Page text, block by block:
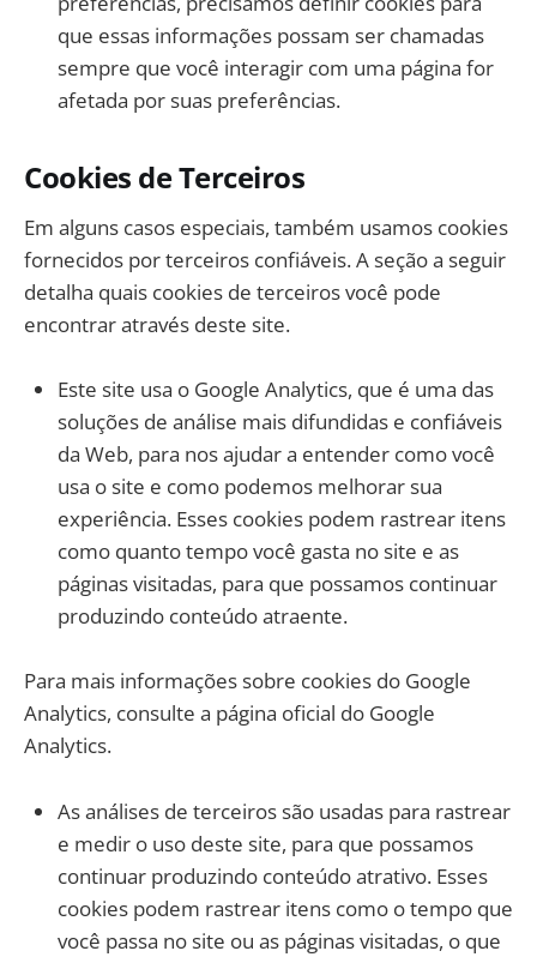
que essas informações possam ser chamadas
sempre que você interagir com uma página for
afetada por suas preferências.
Cookies de Terceiros
Em alguns casos especiais, também usamos cookies
fornecidos por terceiros confiáveis. A seção a seguir
detalha quais cookies de terceiros você pode
encontrar através deste site.
Este site usa o Google Analytics, que é uma das
soluções de análise mais difundidas e confiáveis ​​
da Web, para nos ajudar a entender como você
usa o site e como podemos melhorar sua
experiência. Esses cookies podem rastrear itens
como quanto tempo você gasta no site e as
páginas visitadas, para que possamos continuar
produzindo conteúdo atraente.
Para mais informações sobre cookies do Google
Analytics, consulte a página oficial do Google
Analytics.
As análises de terceiros são usadas para rastrear
e medir o uso deste site, para que possamos
continuar produzindo conteúdo atrativo. Esses
cookies podem rastrear itens como o tempo que
você passa no site ou as páginas visitadas, o que